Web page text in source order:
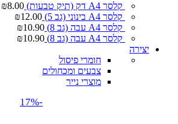
קלסר A4 דק (תיק טבעות) ₪8.00
קלסר A4 בינוני (גב 5)
₪12.00
קלסר A4 עבה (גב 8)
₪10.90
קלסר A4 עבה (גב 8)
₪10.90
יצירה
חומרי פיסול
צבעים ומכחולים
מוצרי נייר
-17%